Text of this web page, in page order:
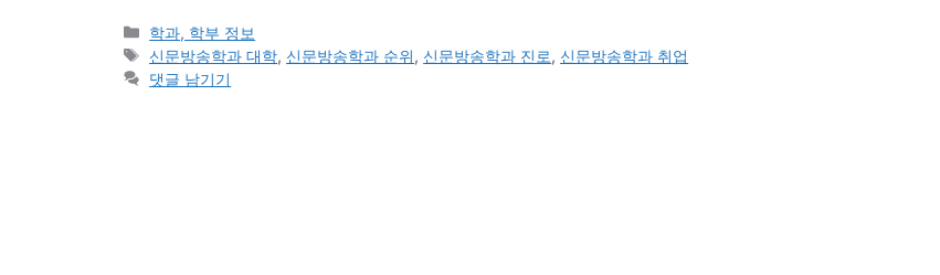
카
테
고
학과, 학부 정보
태
그
신문방송학과 대학, 신문방송학과 순위, 신문방송학과 진로, 신문방송학과 취업
댓글 남기기